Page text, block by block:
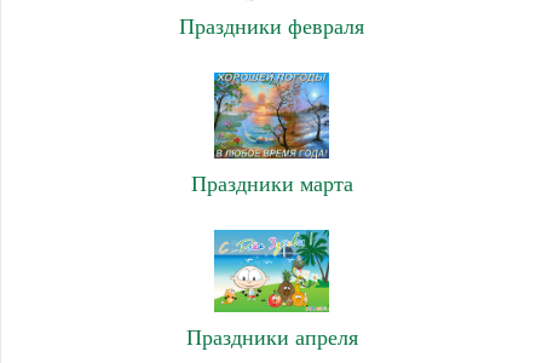
Праздники февраля
Праздники марта
Праздники апреля